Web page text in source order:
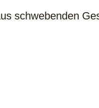
schwebenden